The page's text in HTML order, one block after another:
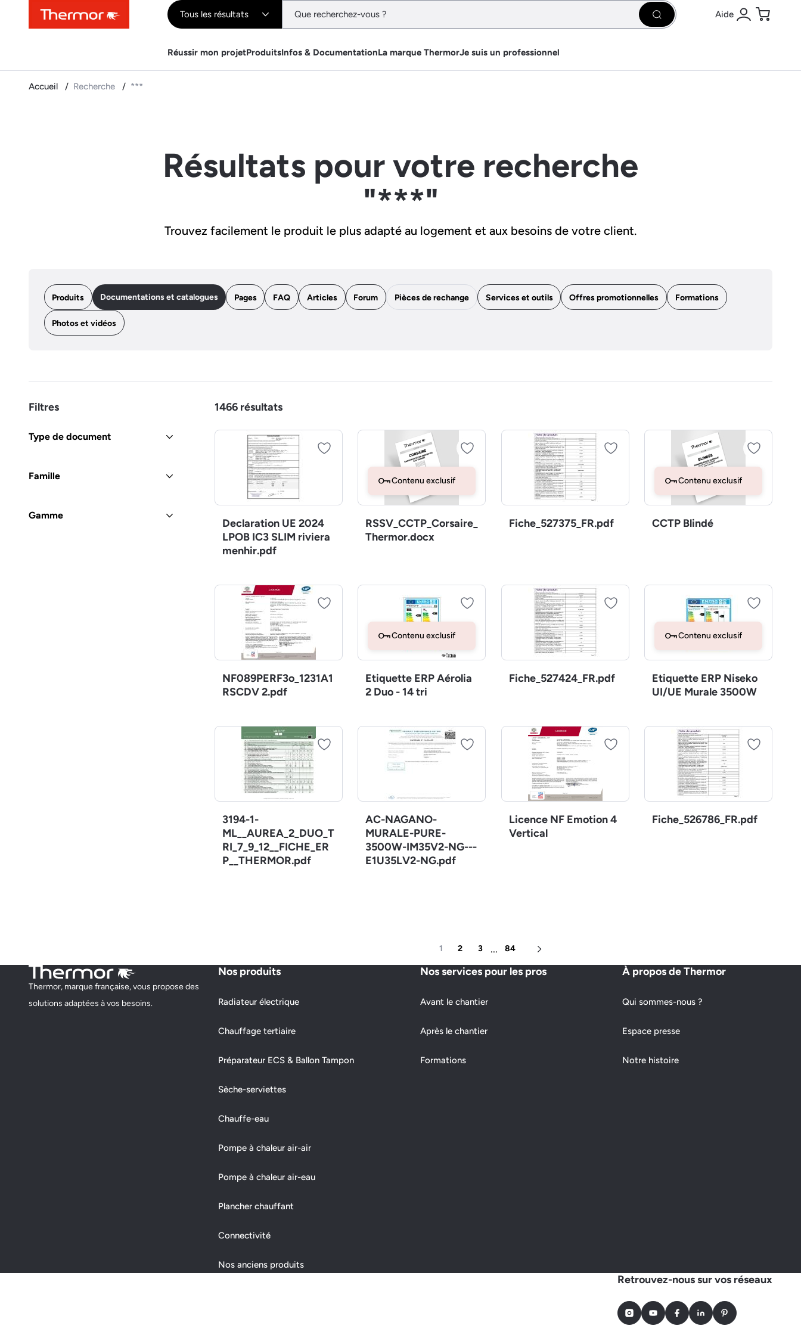
ContenuMenuRecherche Tous les résultats Rechercher Aide
Se connecter
Panier
Réussir mon projetProduitsInfos & DocumentationLa marque ThermorJe suis un professionnel
Accueil Recherche ***
Résultats pour votre recherche
"***"
Trouvez facilement le produit le plus adapté au logement et aux besoins de votre client.
Produits Documentations et catalogues Pages FAQ Articles Forum Pièces de rechange Services et outils Offres promotionnelles Formations
Photos et vidéos
Filtres
Type de document
Famille
Gamme
1466 résultats
Declaration UE 2024
LPOB IC3 SLIM riviera
menhir.pdf
Contenu exclusif
RSSV_CCTP_Corsaire_
Thermor.docx
Fiche_527375_FR.pdf
Contenu exclusif
CCTP Blindé
NF089PERF3o_1231A1
RSCDV 2.pdf
Contenu exclusif
Etiquette ERP Aérolia
2 Duo - 14 tri
Fiche_527424_FR.pdf
Contenu exclusif
Etiquette ERP Niseko
UI/UE Murale 3500W
3194-1-
ML__AUREA_2_DUO_T
RI_7_9_12__FICHE_ER
P__THERMOR.pdf
AC-NAGANO-
MURALE-PURE-
3500W-IM35V2-NG---
E1U35LV2-NG.pdf
Licence NF Emotion 4
Vertical
Fiche_526786_FR.pdf
1 2 3 ... 84
Page suivante
Thermor, marque française, vous propose des
solutions adaptées à vos besoins.
Nos produits
Radiateur électrique
Chauffage tertiaire
Préparateur ECS & Ballon Tampon
Sèche-serviettes
Chauffe-eau
Pompe à chaleur air-air
Pompe à chaleur air-eau
Plancher chauffant
Connectivité
Nos anciens produits
Nos services pour les pros
Avant le chantier
Après le chantier
Formations
À propos de Thermor
Qui sommes-nous ?
Espace presse
Notre histoire
Retrouvez-nous sur vos réseaux
InstagramYoutubeFacebookLinkedInPinterest